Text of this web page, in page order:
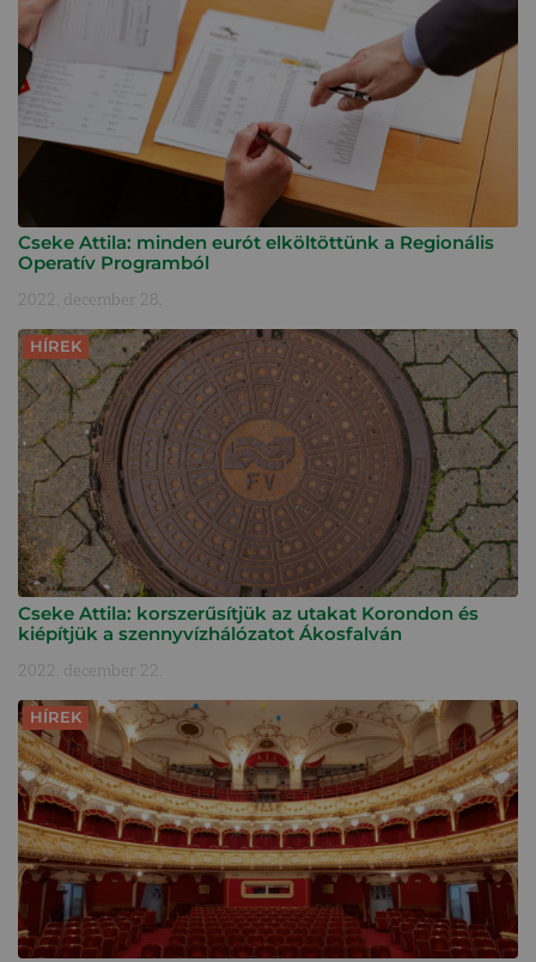
Cseke Attila: minden eurót elköltöttünk a Regionális
Operatív Programból
2022. december 28.
HÍREK
Cseke Attila: korszerűsítjük az utakat Korondon és
kiépítjük a szennyvízhálózatot Ákosfalván
2022. december 22.
HÍREK